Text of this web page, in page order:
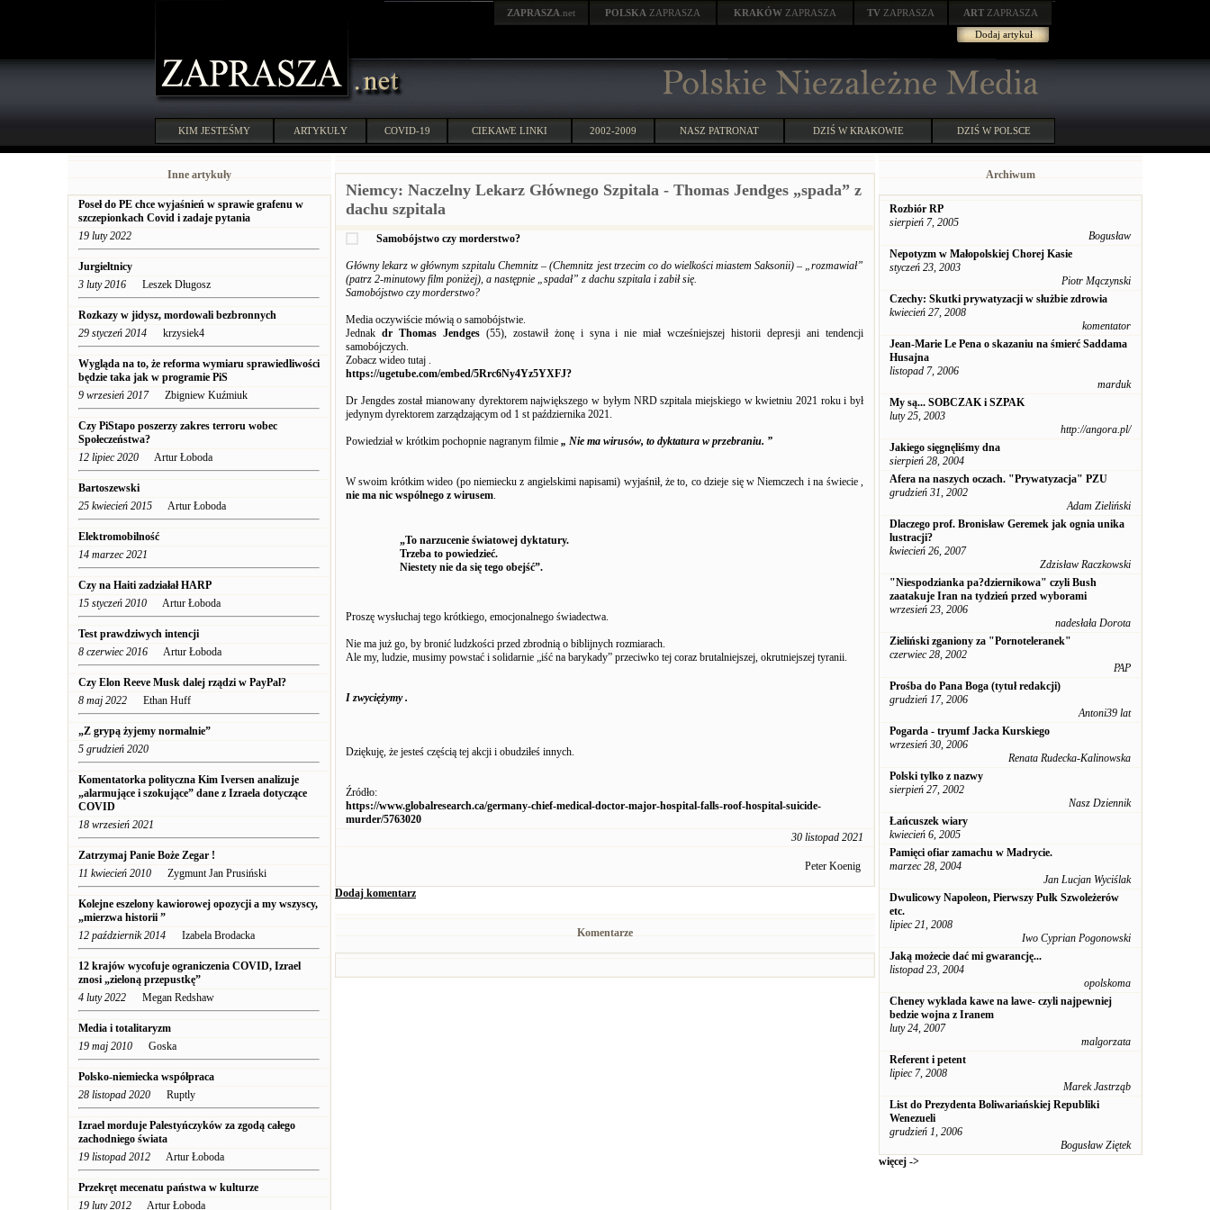
ZAPRASZA .net POLSKA ZAPRASZA KRAKÓW ZAPRASZA TV ZAPRASZA ART ZAPRASZA
Dodaj artykuł
KIM JESTEŚMY ARTYKUŁY COVID-19 CIEKAWE LINKI 2002-2009 NASZ PATRONAT DZIŚ W KRAKOWIE DZIŚ W POLSCE
Inne artykuły
Poseł do PE chce wyjaśnień w sprawie grafenu w
szczepionkach Covid i zadaje pytania
19 luty 2022
Jurgieltnicy
3 luty 2016 Leszek Długosz
Rozkazy w jidysz, mordowali bezbronnych
29 styczeń 2014 krzysiek4
Wygląda na to, że reforma wymiaru sprawiedliwości
będzie taka jak w programie PiS
9 wrzesień 2017Zbigniew Kuźmiuk
Czy PiStapo poszerzy zakres terroru wobec
Społeczeństwa?
12 lipiec 2020 Artur Łoboda
Bartoszewski
25 kwiecień 2015 Artur Łoboda
Elektromobilność
14 marzec 2021
Czy na Haiti zadziałał HARP
15 styczeń 2010 Artur Łoboda
Test prawdziwych intencji
8 czerwiec 2016 Artur Łoboda
Czy Elon Reeve Musk dalej rządzi w PayPal?
8 maj 2022 Ethan Huff
„Z grypą żyjemy normalnie”
5 grudzień 2020
Komentatorka polityczna Kim Iversen analizuje
„alarmujące i szokujące” dane z Izraela dotyczące
COVID
18 wrzesień 2021
Zatrzymaj Panie Boże Zegar !
11 kwiecień 2010 Zygmunt Jan Prusiński
Kolejne eszelony kawiorowej opozycji a my wszyscy,
„mierzwa historii ”
12 październik 2014 Izabela Brodacka
12 krajów wycofuje ograniczenia COVID, Izrael
znosi „zieloną przepustkę”
4 luty 2022 Megan Redshaw
Media i totalitaryzm
19 maj 2010 Goska
Polsko-niemiecka współpraca
28 listopad 2020 Ruptly
Izrael morduje Palestyńczyków za zgodą całego
zachodniego świata
19 listopad 2012 Artur Łoboda
Przekręt mecenatu państwa w kulturze
19 luty 2012 Artur Łoboda
Niemcy: Naczelny Lekarz Głównego Szpitala - Thomas Jendges „spada” z
dachu szpitala
Samobójstwo czy morderstwo?
Główny lekarz w głównym szpitalu Chemnitz – (Chemnitz jest trzecim co do wielkości miastem Saksonii) – „rozmawiał”
(patrz 2-minutowy film poniżej), a następnie „spadał” z dachu szpitala i zabił się.
Samobójstwo czy morderstwo?
Media oczywiście mówią o samobójstwie.
Jednak dr Thomas Jendges(55), zostawił żonę i syna i nie miał wcześniejszej historii depresji ani tendencji
samobójczych.
Zobacz wideo tutaj .
https://ugetube.com/embed/5Rrc6Ny4Yz5YXFJ?
Dr Jengdes został mianowany dyrektorem największego w byłym NRD szpitala miejskiego w kwietniu 2021 roku i był
jedynym dyrektorem zarządzającym od 1 st października 2021.
Powiedział w krótkim pochopnie nagranym filmie „ Nie ma wirusów, to dyktatura w przebraniu. ”
W swoim krótkim wideo (po niemiecku z angielskimi napisami) wyjaśnił, że to, co dzieje się w Niemczech i na świecie ,
nie ma nic wspólnego z wirusem.
„To narzucenie światowej dyktatury.
Trzeba to powiedzieć.
Niestety nie da się tego obejść”.
Proszę wysłuchaj tego krótkiego, emocjonalnego świadectwa.
Nie ma już go, by bronić ludzkości przed zbrodnią o biblijnych rozmiarach.
Ale my, ludzie, musimy powstać i solidarnie „iść na barykady” przeciwko tej coraz brutalniejszej, okrutniejszej tyranii.
I zwyciężymy .
Dziękuję, że jesteś częścią tej akcji i obudziłeś innych.
Źródło:
https://www.globalresearch.ca/germany-chief-medical-doctor-major-hospital-falls-roof-hospital-suicide-
murder/5763020
30 listopad 2021
Peter Koenig
Dodaj komentarz
Komentarze
Archiwum
Rozbiór RP
sierpień 7, 2005
Bogusław
Nepotyzm w Małopolskiej Chorej Kasie
styczeń 23, 2003
Piotr Mączynski
Czechy: Skutki prywatyzacji w służbie zdrowia
kwiecień 27, 2008
komentator
Jean-Marie Le Pena o skazaniu na śmierć Saddama
Husajna
listopad 7, 2006
marduk
My są... SOBCZAK i SZPAK
luty 25, 2003
http://angora.pl/
Jakiego sięgnęliśmy dna
sierpień 28, 2004
Afera na naszych oczach. "Prywatyzacja" PZU
grudzień 31, 2002
Adam Zieliński
Dlaczego prof. Bronisław Geremek jak ognia unika
lustracji?
kwiecień 26, 2007
Zdzisław Raczkowski
"Niespodzianka pa?dziernikowa" czyli Bush
zaatakuje Iran na tydzień przed wyborami
wrzesień 23, 2006
nadesłała Dorota
Zieliński zganiony za "Pornoteleranek"
czerwiec 28, 2002
PAP
Prośba do Pana Boga (tytuł redakcji)
grudzień 17, 2006
Antoni39 lat
Pogarda - tryumf Jacka Kurskiego
wrzesień 30, 2006
Renata Rudecka-Kalinowska
Polski tylko z nazwy
sierpień 27, 2002
Nasz Dziennik
Łańcuszek wiary
kwiecień 6, 2005
Pamięci ofiar zamachu w Madrycie.
marzec 28, 2004
Jan Lucjan Wyciślak
Dwulicowy Napoleon, Pierwszy Pułk Szwoleżerów
etc.
lipiec 21, 2008
Iwo Cyprian Pogonowski
Jaką możecie dać mi gwarancję...
listopad 23, 2004
opolskoma
Cheney wyklada kawe na lawe- czyli najpewniej
bedzie wojna z Iranem
luty 24, 2007
malgorzata
Referent i petent
lipiec 7, 2008
Marek Jastrząb
List do Prezydenta Boliwariańskiej Republiki
Wenezueli
grudzień 1, 2006
Bogusław Ziętek
więcej ->